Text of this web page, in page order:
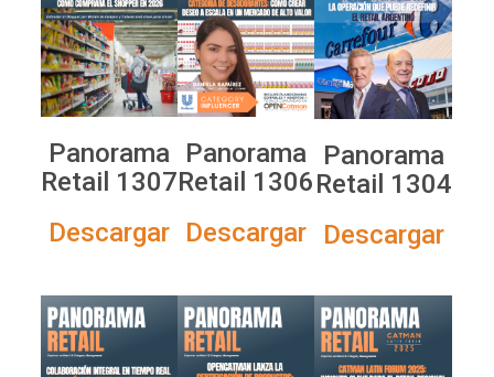
Panorama
Retail 1307
Descargar
Panorama
Retail 1306
Descargar
Panorama
Retail 1304
Descargar